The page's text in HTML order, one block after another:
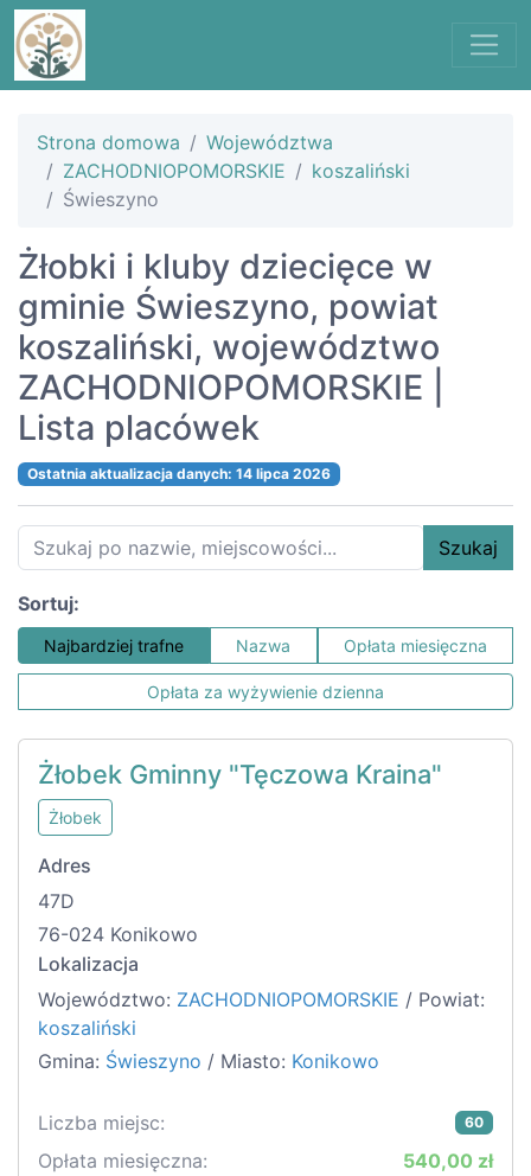
Strona domowa
Województwa
ZACHODNIOPOMORSKIE
koszaliński
Świeszyno
Żłobki i kluby dziecięce w
gminie Świeszyno, powiat
koszaliński, województwo
ZACHODNIOPOMORSKIE |
Lista placówek
Ostatnia aktualizacja danych: 14 lipca 2026
Szukaj
Sortuj:
Najbardziej trafne Nazwa Opłata miesięczna
Opłata za wyżywienie dzienna
Żłobek Gminny "Tęczowa Kraina"
Żłobek
Adres
47D
76-024 Konikowo
Lokalizacja
Województwo: ZACHODNIOPOMORSKIE / Powiat:
koszaliński
Gmina: Świeszyno / Miasto: Konikowo
Liczba miejsc: 60
Opłata miesięczna:
540,00 zł